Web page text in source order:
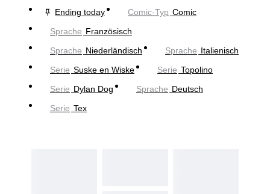
Ending today
Comic-Typ Comic
Sprache Französisch
Sprache Niederländisch Sprache Italienisch
Serie Suske en Wiske Serie Topolino
Serie Dylan Dog Sprache Deutsch
Serie Tex